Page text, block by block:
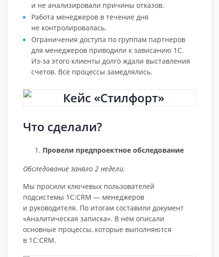
и не анализировали причины отказов.
Работа менеджеров в течение дня
не контролировалась.
Ограничения доступа по группам партнеров
для менеджеров приводили к зависанию 1С.
Из‑за этого клиенты долго ждали выставления
счетов. Все процессы замедлялись.
Что сделали?
Провели предпроектное обследование
Обследование заняло 2 недели.
Мы просили ключевых пользователей
подсистемы 1С:CRM — менеджеров
и руководителя. По итогам составили документ
«Аналитическая записка». В нём описали
основные процессы, которые выполняются
в 1С:CRM.